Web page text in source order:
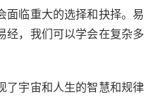
面临重大的选择和抉择。
经，我们可以学会在复杂
了宇宙和人生的智慧和规